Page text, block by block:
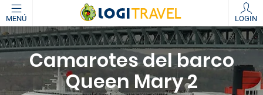
MENÚ LOGIN
Camarotes del barco
Queen Mary 2